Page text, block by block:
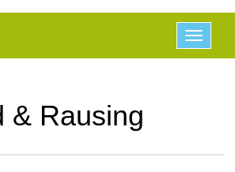
& Rausing